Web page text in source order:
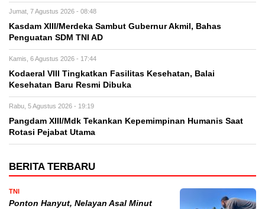
Jumat, 7 Agustus 2026 - 08:48
Kasdam XIII/Merdeka Sambut Gubernur Akmil, Bahas
Penguatan SDM TNI AD
Kamis, 6 Agustus 2026 - 17:44
Kodaeral VIII Tingkatkan Fasilitas Kesehatan, Balai
Kesehatan Baru Resmi Dibuka
Rabu, 5 Agustus 2026 - 19:19
Pangdam XIII/Mdk Tekankan Kepemimpinan Humanis Saat
Rotasi Pejabat Utama
BERITA TERBARU
TNI
Ponton Hanyut, Nelayan Asal Minut